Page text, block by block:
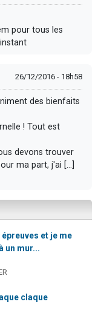
pour tous les
26/12/2016 - 18h58
des bienfaits
! Tout est
devons trouver
ma part, j'ai [...]
épreuves et je me
un mur...
claque